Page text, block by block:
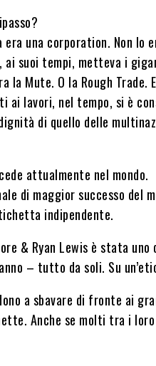
era una corporation. Non lo
ai suoi tempi, metteva i
la Mute. O la Rough Trade.
ai lavori, nel tempo, si è
di quello delle
attualmente nel mondo.
di maggior successo del
indipendente.
& Ryan Lewis è stata
– tutto da soli. Su
a sbavare di fronte ai
Anche se molti tra i